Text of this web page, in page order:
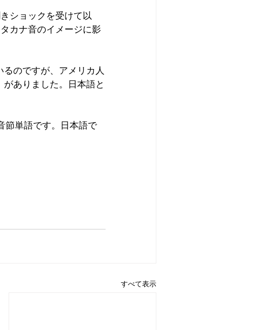
ショックを受けて以
カナ音のイメージに影
のですが、アメリカ人
ありました。日本語と
節単語です。日本語で
すべて表示